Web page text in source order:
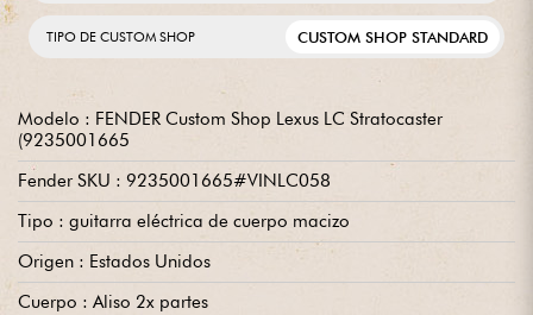
TIPO DE CUSTOM SHOP CUSTOM SHOP STANDARD
Modelo : FENDER Custom Shop Lexus LC Stratocaster
(9235001665
Fender SKU : 9235001665#VINLC058
Tipo : guitarra eléctrica de cuerpo macizo
Origen : Estados Unidos
Cuerpo : Aliso 2x partes